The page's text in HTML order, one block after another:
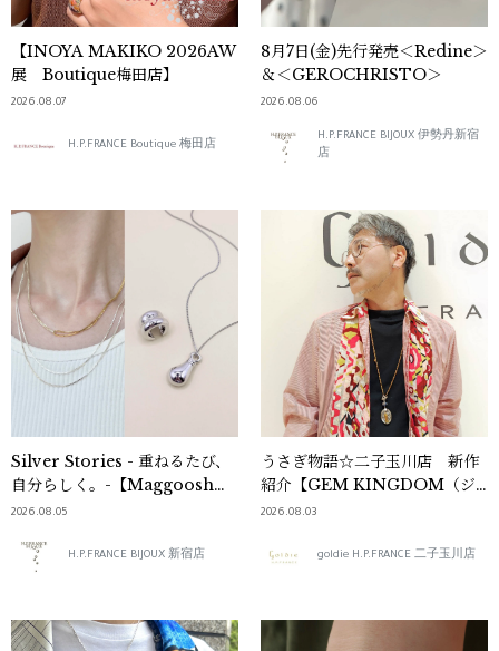
【INOYA MAKIKO 2026AW
展 Boutique梅田店】
2026.08.07
H.P.FRANCE Boutique 梅田店
8月7日(金)先行発売＜Redine＞
＆＜GEROCHRISTO＞
2026.08.06
H.P.FRANCE BIJOUX 伊勢丹新宿
店
Silver Stories - 重ねるたび、
自分らしく。-【Maggoosh／
MISSOMA編】
2026.08.05
H.P.FRANCE BIJOUX 新宿店
うさぎ物語☆二子玉川店 新作
紹介【GEM KINGDOM（ジ
ェム・キングダム）】
2026.08.03
goldie H.P.FRANCE 二子玉川店